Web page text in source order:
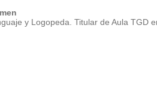
y Logopeda. Titular de Aula